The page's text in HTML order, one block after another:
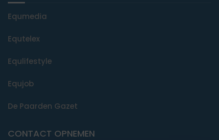
Equmedia
Equtelex
Equlifestyle
Equjob
De Paarden Gazet
CONTACT OPNEMEN